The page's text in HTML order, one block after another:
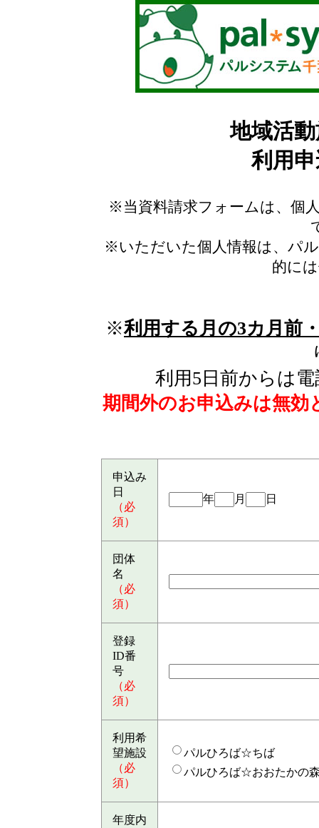
地域活
利用
※当資料請求フォームは、個
※いただいた個人情報は、パ
的に
※利用する月の3カ月前
利用5日前からは
期間外のお申込みは無
申込み
日
（必
須）
年 月 日
団体
名
（必
須）
登録
ID番
号
（必
須）
利用希
望施設
（必
須）
パルひろば☆ちば
パルひろば☆おおたかの
年度内